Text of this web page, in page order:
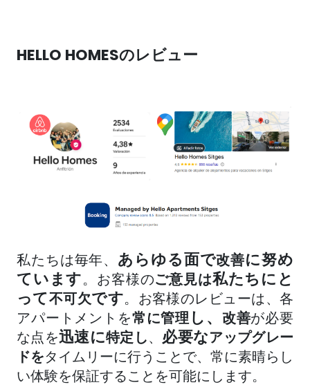
HELLO HOMESのレビュー
私たちは毎年、 あらゆる面で改善に努め
ています。 お客様のご意見は私たちにと
って不可欠です。お客様のレビューは、各
アパートメントを常に管理し、 改善が必要
な点を迅速に特定し、必要なアップグレー
ドをタイムリーに行うことで、常に素晴らし
い体験を保証することを可能にします。